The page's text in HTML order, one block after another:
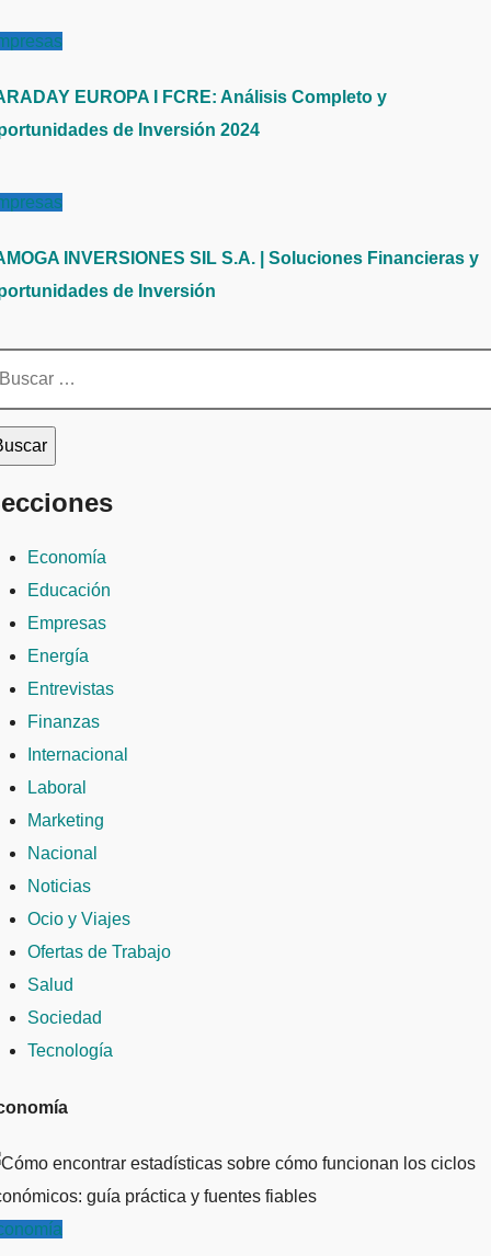
EUROPA I FCRE: Análisis Completo y
de Inversión 2024
INVERSIONES SIL S.A. | Soluciones Financieras y
de Inversión
Economía
Educación
Empresas
Energía
Entrevistas
Finanzas
Internacional
Laboral
Marketing
Nacional
Noticias
Ocio y Viajes
Ofertas de Trabajo
Salud
Sociedad
Tecnología